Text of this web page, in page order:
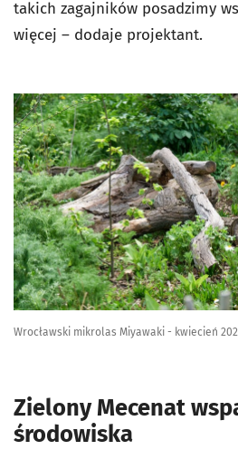
takich zagajników posadzimy
więcej – dodaje projektant.
Wrocławski mikrolas Miyawaki - kwiecień
Zielony Mecenat
środowiska